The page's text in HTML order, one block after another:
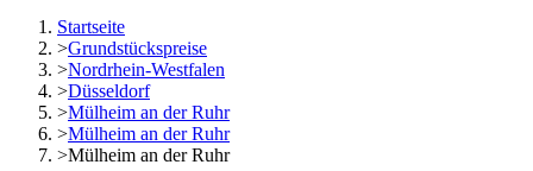
Startseite
>Grundstückspreise
>Nordrhein-Westfalen
>Düsseldorf
>Mülheim an der Ruhr
>Mülheim an der Ruhr
>Mülheim an der Ruhr